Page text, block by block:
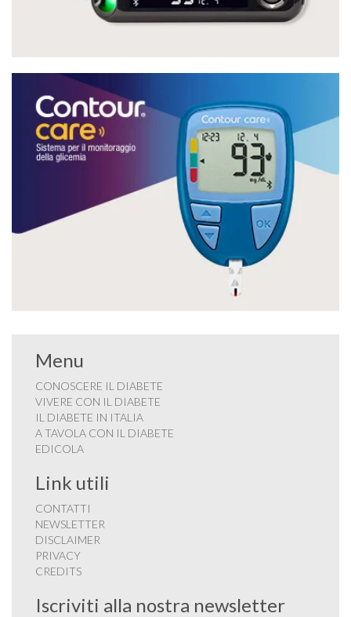
Menu
CONOSCERE IL DIABETE
VIVERE CON IL DIABETE
IL DIABETE IN ITALIA
A TAVOLA CON IL DIABETE
EDICOLA
Link utili
CONTATTI
NEWSLETTER
DISCLAIMER
PRIVACY
CREDITS
Iscriviti alla nostra newsletter